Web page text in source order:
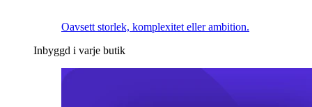
Oavsett storlek, komplexitet eller ambition.
Inbyggd i varje butik